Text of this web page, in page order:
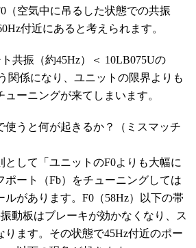
（空気中に吊るした状態での共振
付近にあると考えられます。
共振（約45Hz）＜ 10LB075Uの
関係になり、ユニットの限界よりも
ーニングが来てしまいます。
使うと何が起きるか？（ミスマッチ
として「ユニットのF0よりも大幅に
ポート（Fb）をチューニングしては
ルがあります。F0（58Hz）以下の帯
動板はブレーキが効かなくなり、ス
ります。その状態で45Hz付近のポー